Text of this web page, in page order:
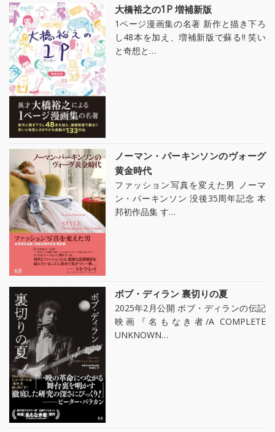
大橋裕之の1P 増補新版
1ページ漫画集の名著 新作と描き下ろ
し48本を加え、増補新版で蘇る!! 笑い
と奇想と…
ノーマン・パーキンソンのヴォーグ
黄金時代
ファッション写真を変えた男 ノーマ
ン・パーキンソン 没後35周年記念 本
邦初作品集 す…
ボブ・ディラン 裏切りの夏
2025年2月公開 ボブ・ディランの伝記
映画『名もなき者/A COMPLETE
UNKNOWN…